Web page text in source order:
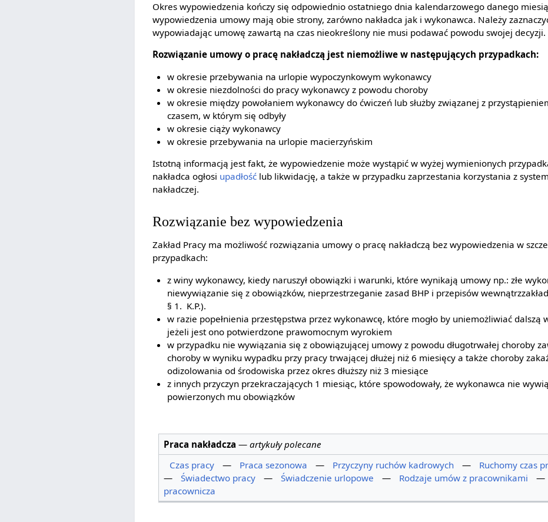
Okres wypowiedzenia kończy się odpowiednio ostatniego dnia kalendarzowego danego
wypowiedzenia umowy mają obie strony, zarówno nakładca jak i wykonawca. Należy
wypowiadając umowę zawartą na czas nieokreślony nie musi podawać powodu swojej decyzji.
Rozwiązanie umowy o pracę nakładczą jest niemożliwe w następujących przypadkach:
w okresie przebywania na urlopie wypoczynkowym wykonawcy
w okresie niezdolności do pracy wykonawcy z powodu choroby
w okresie między powołaniem wykonawcy do ćwiczeń lub służby związanej z
czasem, w którym się odbyły
w okresie ciąży wykonawcy
w okresie przebywania na urlopie macierzyńskim
Istotną informacją jest fakt, że wypowiedzenie może wystąpić w wyżej wymienionych
nakładca ogłosi upadłość lub likwidację, a także w przypadku zaprzestania korzystania z
nakładczej.
Rozwiązanie bez wypowiedzenia
Zakład Pracy ma możliwość rozwiązania umowy o pracę nakładczą bez wypowiedzenia w
przypadkach:
z winy wykonawcy, kiedy naruszył obowiązki i warunki, które wynikają umowy np.: złe
niewywiązanie się z obowiązków, nieprzestrzeganie zasad BHP i przepisów
§ 1. K.P.).
w razie popełnienia przestępstwa przez wykonawcę, które mogło by uniemożliwiać dalszą
jeżeli jest ono potwierdzone prawomocnym wyrokiem
w przypadku nie wywiązania się z obowiązującej umowy z powodu długotrwałej choroby
choroby w wyniku wypadku przy pracy trwającej dłużej niż 6 miesięcy a także choroby
odizolowania od środowiska przez okres dłuższy niż 3 miesiące
z innych przyczyn przekraczających 1 miesiąc, które spowodowały, że wykonawca nie
powierzonych mu obowiązków
Praca nakładcza — artykuły polecane
Czas pracy
— Praca sezonowa — Przyczyny ruchów kadrowych — Ruchomy czas
—
Świadectwo pracy — Świadczenie urlopowe — Rodzaje umów z pracownikami —
pracownicza